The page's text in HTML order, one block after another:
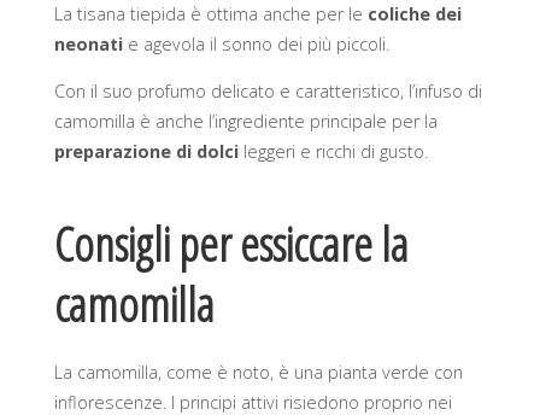
La tisana tiepida è ottima anche per le coliche dei
neonatie agevola il sonno dei più piccoli.
Con il suo profumo delicato e caratteristico, l’infuso di
camomilla è anche l’ingrediente principale per la
preparazione di dolcileggeri e ricchi di gusto.
Consigli per essiccare la
camomilla
La camomilla, come è noto, è una pianta verde con
inflorescenze. I principi attivi risiedono proprio nei